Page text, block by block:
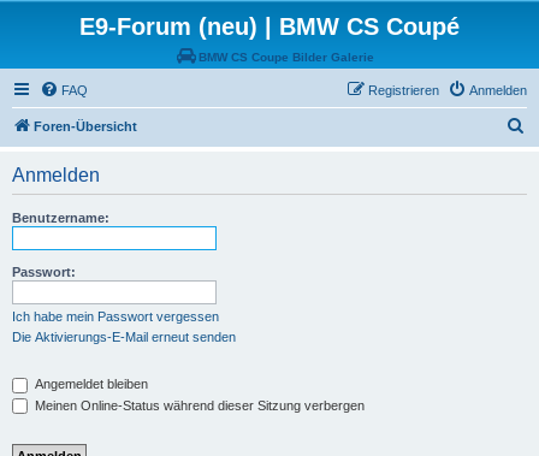
E9-Forum (neu) | BMW CS Coupé
BMW CS Coupe Bilder Galerie
FAQ Anmelden
Registrieren
Foren-Übersicht
Anmelden
Benutzername:
Passwort:
Ich habe mein Passwort vergessen
Die Aktivierungs-E-Mail erneut senden
Angemeldet bleiben
Meinen Online-Status während dieser Sitzung verbergen